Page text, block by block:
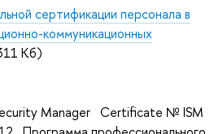
сертификации персонала в
коммуникационных
Кб)
Manager Certificate № ISM